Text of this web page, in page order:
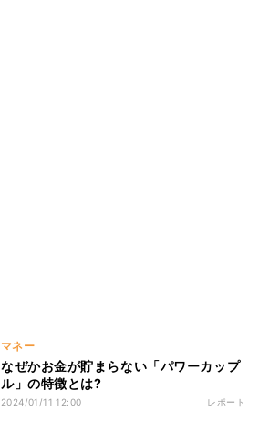
マネー
なぜかお金が貯まらない「パワーカップ
ル」の特徴とは?
2024/01/11 12:00 レポート